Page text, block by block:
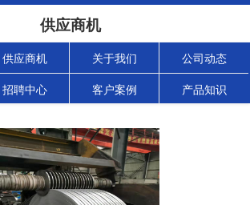
供应商机
供应商机 关于我们 公司动态
招聘中心 客户案例 产品知识